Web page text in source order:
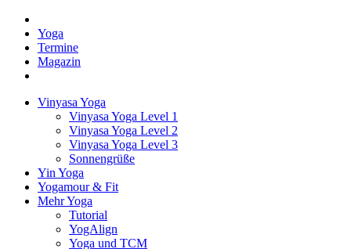
Yoga
Termine
Magazin
Vinyasa Yoga
Vinyasa Yoga Level 1
Vinyasa Yoga Level 2
Vinyasa Yoga Level 3
Sonnengrüße
Yin Yoga
Yogamour & Fit
Mehr Yoga
Tutorial
YogAlign
Yoga und TCM